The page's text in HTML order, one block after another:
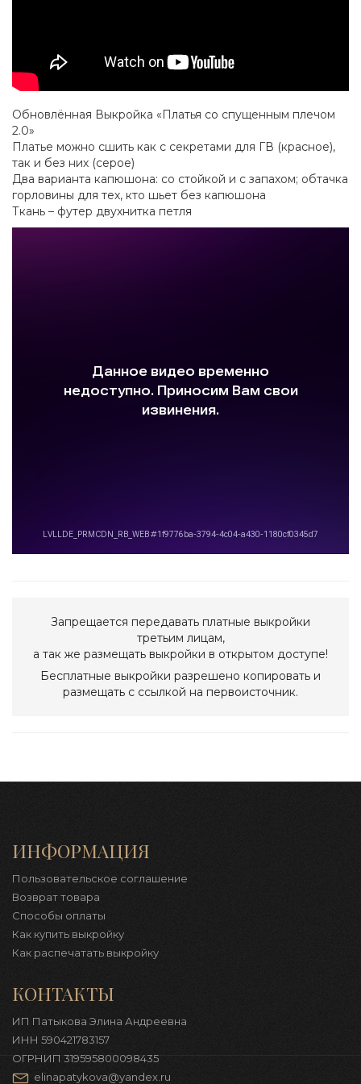
Обновлённая Выкройка «Платья со спущенным плечом
2.0»
Платье можно сшить как с секретами для ГВ (красное),
так и без них (серое)
Два варианта капюшона: со стойкой и с запахом; обтачка
горловины для тех, кто шьет без капюшона
Ткань – футер двухнитка петля
Запрещается передавать платные выкройки
третьим лицам,
а так же размещать выкройки в открытом доступе!
Бесплатные выкройки разрешено копировать и
размещать с ссылкой на первоисточник.
ИНФОРМАЦИЯ
Пользовательское соглашение
Возврат товара
Способы оплаты
Как купить выкройку
Как распечатать выкройку
КОНТАКТЫ
ИП Патыкова Элина Андреевна
ИНН 590421783157
ОГРНИП 319595800098435
elinapatykova@yandex.ru